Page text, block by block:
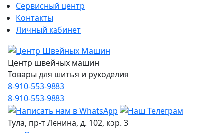
Сервисный центр
Контакты
Личный кабинет
Центр швейных машин
Товары для шитья и рукоделия
8-910-553-9883
8-910-553-9883
Тула, пр-т Ленина, д. 102, кор. 3